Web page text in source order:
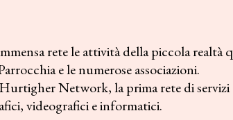
rete le attività della piccola realtà
e le numerose associazioni.
Network, la prima rete di
videografici e informatici.